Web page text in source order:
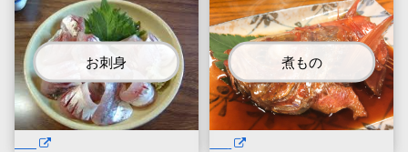
お刺身 煮もの